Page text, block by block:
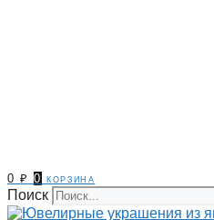
0₽ 0 корзина
Поиск